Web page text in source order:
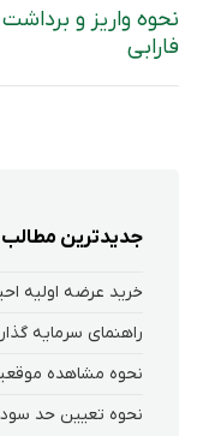
نحوه واریز و
فارابی
جدیدترین مطالب
خرید عرضه اولیه
راهنمای سرمایه